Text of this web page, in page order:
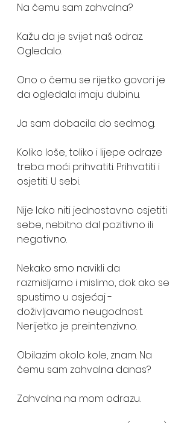
Na čemu sam zahvalna?
Kažu da je svijet naš odraz.
Ogledalo.
Ono o čemu se rijetko govori je
da ogledala imaju dubinu.
Ja sam dobacila do sedmog.
Koliko loše, toliko i lijepe odraze
treba moći prihvatiti. Prihvatiti i
osjetiti. U sebi.
Nije lako niti jednostavno osjetiti
sebe, nebitno dal pozitivno ili
negativno.
Nekako smo navikli da
razmisljamo i mislimo, dok ako se
spustimo u osjećaj -
doživljavamo neugodnost.
Nerijetko je preintenzivno.
Obilazim okolo kole, znam. Na
čemu sam zahvalna danas?
Zahvalna na mom odrazu.